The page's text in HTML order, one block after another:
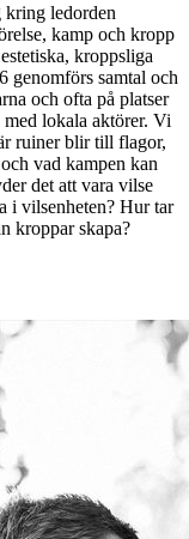
kring ledorden
kamp och kropp
kroppsliga
genomförs samtal och
och ofta på platser
med lokala aktörer. Vi
ruiner blir till flagor,
vad kampen kan
det att vara vilse
i vilsenheten? Hur tar
kroppar skapa?